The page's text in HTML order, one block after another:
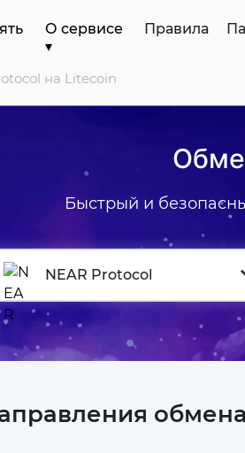
О сервисе
▾
Правила
на Litecoin
Быстрый и
NEAR Protocol
обмена